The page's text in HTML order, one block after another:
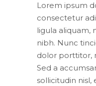
Lorem ipsum
consectetur
ligula aliquam,
nibh. Nunc
dolor porttitor,
Sed a
sollicitudin